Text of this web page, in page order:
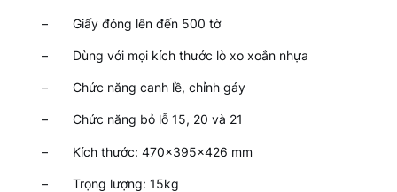
– Giấy đóng lên đến 500 tờ
– Dùng với mọi kích thước lò xo xoắn nhựa
– Chức năng canh lề, chỉnh gáy
– Chức năng bỏ lỗ 15, 20 và 21
– Kích thước: 470x395x426 mm
– Trọng lượng: 15kg